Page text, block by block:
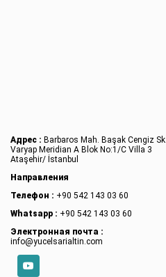
Адрес : Barbaros Mah. Başak Cengiz Sk.
Varyap Meridian A Blok No:1/C Villa 3
Ataşehir/ İstanbul
Направления
Телефон : +90 542 143 03 60
Whatsapp : +90 542 143 03 60
Электронная почта :
info@yucelsarialtin.com
YouTube